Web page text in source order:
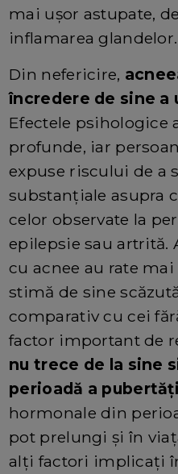
mai ușor astupate,
inflamarea glandelor.
Din nefericire,
încredere de sine a
Efectele psihologice
profunde, iar
expuse riscului de a
substanțiale asupra
celor observate la
epilepsie sau artrită.
cu acnee au rate
stimă de sine
comparativ cu cei
factor important de
nu trece de la sine
perioadă a
hormonale din
pot prelungi și în
alți factori implicați